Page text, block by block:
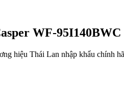
WF-95I140BWC
hiệu Thái Lan nhập khẩu chính